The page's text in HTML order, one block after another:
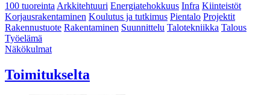
100 tuoreintaArkkitehtuuri Energiatehokkuus Infra Kiinteistöt
Korjausrakentaminen Koulutus ja tutkimus Pientalo Projektit
Rakennustuote Rakentaminen Suunnittelu Talotekniikka Talous
Työelämä
Näkökulmat
Toimitukselta